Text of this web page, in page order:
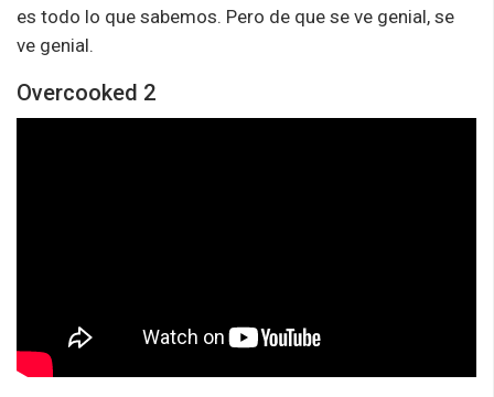
es todo lo que sabemos. Pero de que se ve genial, se
ve genial.
Overcooked 2